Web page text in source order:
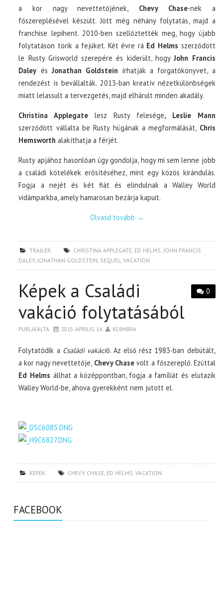
a kor nagy nevettetőjének, Chevy Chase-nek a
főszereplésével készült. Jött még néhány folytatás, majd a
franchise lepihent. 2010-ben szellőztették meg, hogy újabb
folytatáson törik a fejüket. Két évre rá Ed Helms szerződött
le Rusty Grisworld szerepére és kiderült, hogyJohn Francis
Daley és Jonathan Goldstein írhatják a forgatókönyvet, a
rendezést is bevállalták. 2013-ban kreatív nézetkülönbségek
miatt lelassult a tervezgetés, majd elhárult minden akadály.
Christina Applegatelesz Rusty felesége, Leslie Mann
szerződött vállalta be Rusty húgának a megformálását, Chris
Hemsworth alakíthatja a férjét.
Rusty apjához hasonlóan úgy gondolja, hogy mi sem lenne jobb
a családi kötelékek erősítéséhez, mint egy közös kirándulás.
Fogja a nejét és két fiát és elindulnak a Walley World
vidámparkba, amely hamarosan bezárja kapuit.
Olvasd tovább →
TRAILER CHRISTINA APPLEGATE, ED HELMS,JOHN FRANCIS
DALEY,JONATHAN GOLDSTEIN, SEQUEL,VACATION
0
Képek a Családi
vakáció folytatásából
PUBLIKÁLTA 2015. ÁPRILIS 14. KOIMBRA
Folytatódik a Családi vakáció. Az első rész 1983-ban debütált,
a kor nagy nevettetője, Chevy Chase volt a főszereplő. Ezúttal
Ed Helms állhat a középpontban, fogja a famíliát és elutazik
Walley World-be, ahova gyerekként nem jutott el.
KÉPEK CHEVY CHASE, ED HELMS,VACATION
FACEBOOK